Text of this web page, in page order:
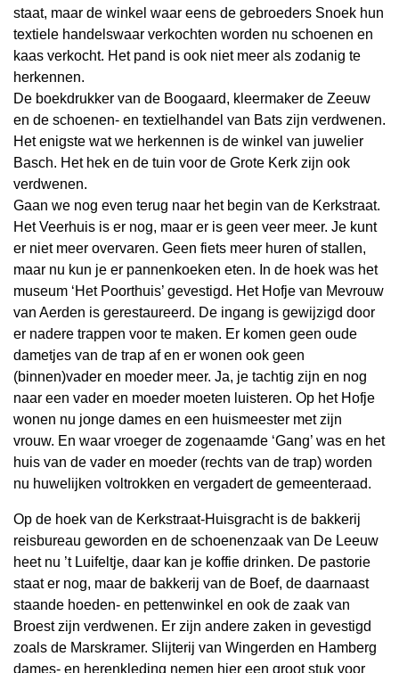
staat, maar de winkel waar eens de gebroeders Snoek hun
textiele handelswaar verkochten worden nu schoenen en
kaas verkocht. Het pand is ook niet meer als zodanig te
herkennen.
De boekdrukker van de Boogaard, kleermaker de Zeeuw
en de schoenen- en textielhandel van Bats zijn verdwenen.
Het enigste wat we herkennen is de winkel van juwelier
Basch. Het hek en de tuin voor de Grote Kerk zijn ook
verdwenen.
Gaan we nog even terug naar het begin van de Kerkstraat.
Het Veerhuis is er nog, maar er is geen veer meer. Je kunt
er niet meer overvaren. Geen fiets meer huren of stallen,
maar nu kun je er pannenkoeken eten. In de hoek was het
museum ‘Het Poorthuis’ gevestigd. Het Hofje van Mevrouw
van Aerden is gerestaureerd. De ingang is gewijzigd door
er nadere trappen voor te maken. Er komen geen oude
dametjes van de trap af en er wonen ook geen
(binnen)vader en moeder meer. Ja, je tachtig zijn en nog
naar een vader en moeder moeten luisteren. Op het Hofje
wonen nu jonge dames en een huismeester met zijn
vrouw. En waar vroeger de zogenaamde ‘Gang’ was en het
huis van de vader en moeder (rechts van de trap) worden
nu huwelijken voltrokken en vergadert de gemeenteraad.
Op de hoek van de Kerkstraat-Huisgracht is de bakkerij
reisbureau geworden en de schoenenzaak van De Leeuw
heet nu ’t Luifeltje, daar kan je koffie drinken. De pastorie
staat er nog, maar de bakkerij van de Boef, de daarnaast
staande hoeden- en pettenwinkel en ook de zaak van
Broest zijn verdwenen. Er zijn andere zaken in gevestigd
zoals de Marskramer. Slijterij van Wingerden en Hamberg
dames- en herenkleding nemen hier een groot stuk voor